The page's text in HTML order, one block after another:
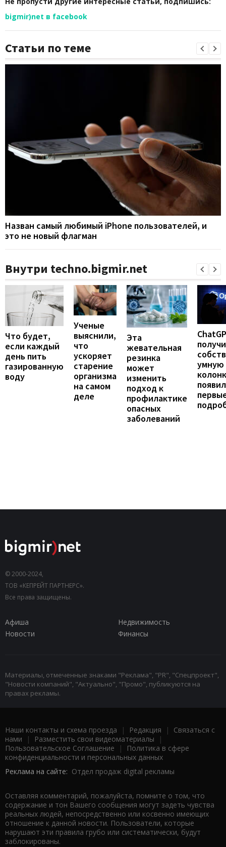
bigmir)net в facebook
Статьи по теме
Назван самый любимый iPhone пользователей, и
это не новый флагман
Внутри techno.bigmir.net
Что будет,
если каждый
день пить
газированную
воду
Ученые
выяснили,
что
ускоряет
старение
организма
на самом
деле
Эта
жевательная
резинка
может
изменить
подход к
профилактике
опасных
заболеваний
умную
© 2000-2024,
ТОВ «КЕПРЕЙТ ПАРТНЕРС».
Все права защищены.
Афиша
Недвижимость
Новости
Финансы
Материалы, отмеченные знаками "Реклама", "PR", "Спецпроект",
"Новости компаний", "Актуально", "Промо", публикуются на
правах рекламы.
Наши контакты и схема проезда | Редакция | Связаться с
нами | Разместить свои видеоматериалы |
Пользовательское Соглашение |
Политика в сфере
конфиденциальности и персональных данных
Реклама на сайте: Отдел продаж digital рекламы
Оставляя комментарий, пожалуйста, помните о том, что
содержание и тон Вашего сообщения могут задеть чувства
реальных людей, непосредственно или косвенно имеющих
отношение к данной новости. Пользователи, которые
нарушают эти правила грубо или систематически, будут
заблокированы.